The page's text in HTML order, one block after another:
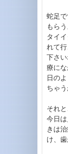
蛇足
もら
タイ
れて
下さ
療に
日の
ちゃう
それ
今日
きは
け、